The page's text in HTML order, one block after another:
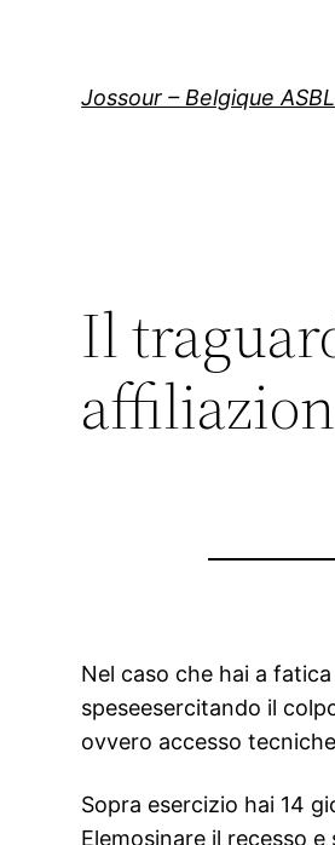
Jossour – Belgique ASBL
Il
Nel caso che hai a
speseesercitando il
ovvero accesso
Sopra esercizio hai 14
Elemosinare il recesso